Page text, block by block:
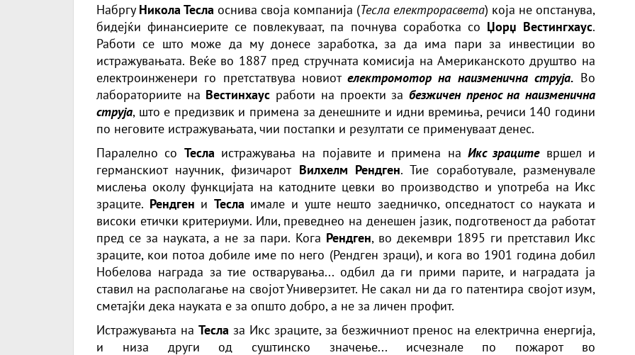
Набргу Никола Тесла оснива своја компанија (Тесла електрорасвета) која не опстанува,
бидејќи финансиерите се повлекуваат, па почнува соработка со Џорџ Вестингхаус.
Работи се што може да му донесе заработка, за да има пари за инвестиции во
истражувањата. Веќе во 1887 пред стручната комисија на Американското друштво на
електроинженери го претстатвува новиот електромотор на наизменична струја. Во
лабораториите на Вестинхаус работи на проекти за безжичен пренос на наизменична
струја, што е предизвик и примена за денешните и идни времиња, речиси 140 години
по неговите истражувањата, чии постапки и резултати се применуваат денес.
Паралелно со Тесла истражувања на појавите и примена наИкс зрацитевршел и
германскиот научник, физичаротВилхелм Рендген. Тие соработувале, разменувале
мислења околу функцијата на катодните цевки во производство и употреба на Икс
зраците. Рендген и Тесла имале и уште нешто заедничко, опседнатост со науката и
високи етички критериуми. Или, преведнео на денешен јазик, подготвеност да работат
пред се за науката, а не за пари. Кога Рендген, во декември 1895 ги претставил Икс
зраците, кои потоа добиле име по него (Рендген зраци), и кога во 1901 година добил
Нобелова награда за тие остварувања... одбил да ги прими парите, и наградата ја
ставил на располагање на својот Универзитет. Не сакал ни да го патентира својот изум,
сметајќи дека науката е за општо добро, а не за личен профит.
Истражувањта на Тесла за Икс зраците, за безжичниот пренос на електрична енергија,
и низа други од суштинско значење... исчезнале по пожарот во